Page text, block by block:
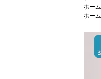
ホーム
ホーム